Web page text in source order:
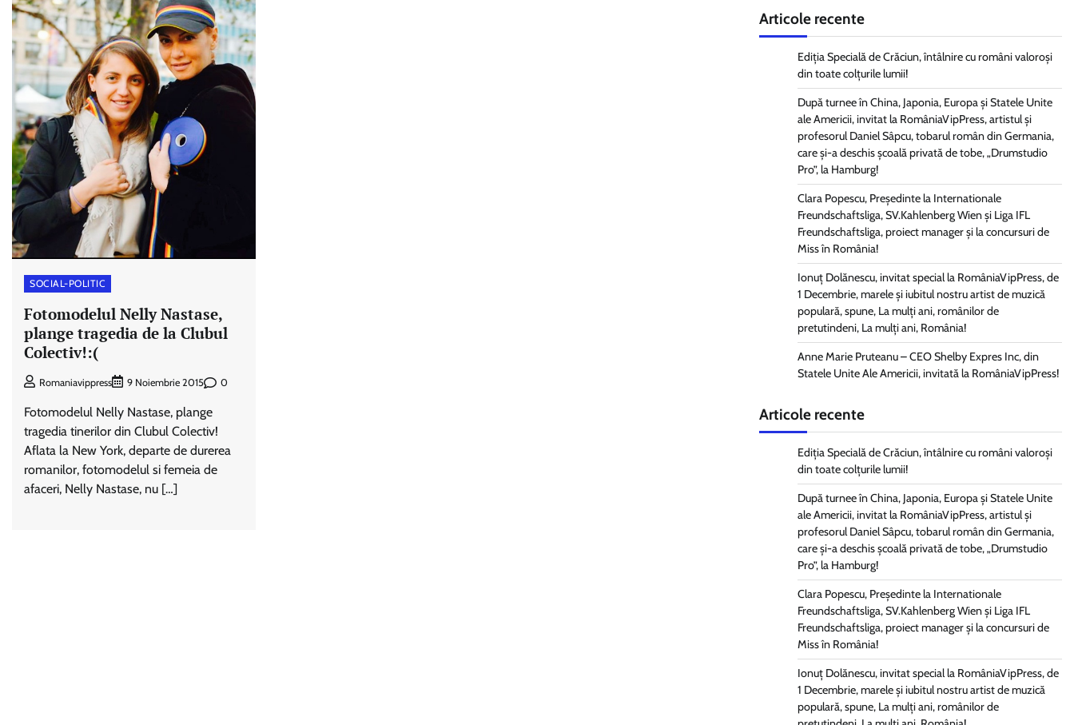
SOCIAL-POLITIC
Fotomodelul Nelly Nastase,
plange tragedia de la Clubul
Colectiv!:(
Romaniavippress 9 Noiembrie 2015 0
Fotomodelul Nelly Nastase, plange
tragedia tinerilor din Clubul Colectiv!
Aflata la New York, departe de durerea
romanilor, fotomodelul si femeia de
afaceri, Nelly Nastase, nu […]
Articole recente
Ediția Specială de Crăciun, întâlnire cu români valoroși
din toate colțurile lumii!
După turnee în China, Japonia, Europa și Statele Unite
ale Americii, invitat la RomâniaVipPress, artistul și
profesorul Daniel Sâpcu, tobarul român din Germania,
care și-a deschis școală privată de tobe, „Drumstudio
Pro”, la Hamburg!
Clara Popescu, Președinte la Internationale
Freundschaftsliga, SV.Kahlenberg Wien şi Liga IFL
Freundschaftsliga, proiect manager și la concursuri de
Miss în România!
Ionuț Dolănescu, invitat special la RomâniaVipPress, de
1 Decembrie, marele și iubitul nostru artist de muzică
populară, spune, La mulți ani, românilor de
pretutindeni, La mulți ani, România!
Anne Marie Pruteanu – CEO Shelby Expres Inc, din
Statele Unite Ale Americii, invitată la RomâniaVipPress!
Articole recente
Ediția Specială de Crăciun, întâlnire cu români valoroși
din toate colțurile lumii!
După turnee în China, Japonia, Europa și Statele Unite
ale Americii, invitat la RomâniaVipPress, artistul și
profesorul Daniel Sâpcu, tobarul român din Germania,
care și-a deschis școală privată de tobe, „Drumstudio
Pro”, la Hamburg!
Clara Popescu, Președinte la Internationale
Freundschaftsliga, SV.Kahlenberg Wien şi Liga IFL
Freundschaftsliga, proiect manager și la concursuri de
Miss în România!
Ionuț Dolănescu, invitat special la RomâniaVipPress, de
1 Decembrie, marele și iubitul nostru artist de muzică
populară, spune, La mulți ani, românilor de